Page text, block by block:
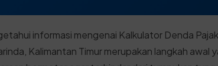
informasi mengenai Kalkulator Denda
Kalimantan Timur merupakan langkah awal